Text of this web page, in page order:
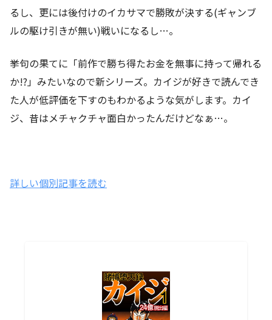
るし、更には後付けのイカサマで勝敗が決する(ギャンブ
ルの駆け引きが無い)戦いになるし…。
挙句の果てに「前作で勝ち得たお金を無事に持って帰れる
か!?」みたいなので新シリーズ。カイジが好きで読んでき
た人が低評価を下すのもわかるような気がします。カイ
ジ、昔はメチャクチャ面白かったんだけどなぁ…。
詳しい個別記事を読む